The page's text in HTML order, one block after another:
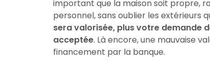
important que la maison soit propre,
personnel, sans oublier les extérieurs
sera valorisée, plus votre demande
acceptée. Là encore, une mauvaise
financement par la banque.